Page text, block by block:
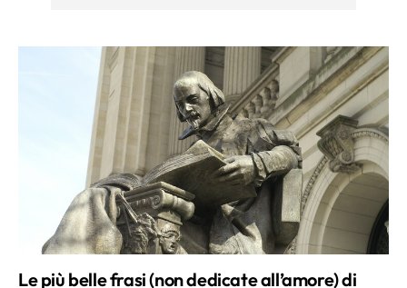
Le più belle frasi (non dedicate all’amore) di
William Shakespeare